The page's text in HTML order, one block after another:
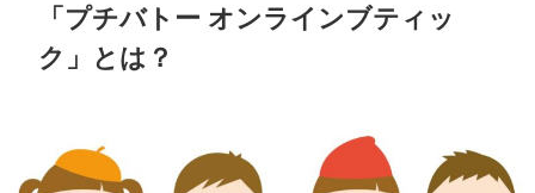
「プチバトー オンラインブティッ
ク」とは？